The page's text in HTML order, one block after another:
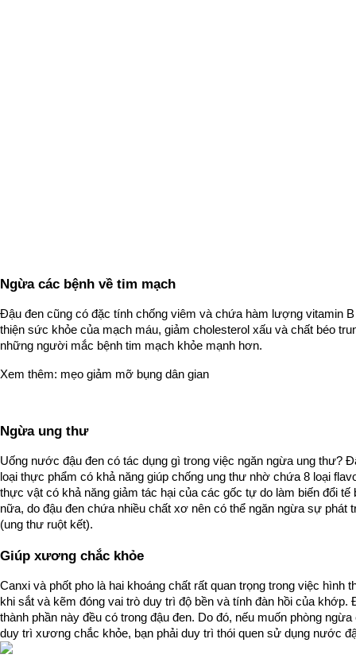
Ngừa các bệnh về tim mạch
Đậu đen cũng có đặc tính chống viêm và chứa hàm lượng vitamin
thiện sức khỏe của mạch máu, giảm cholesterol xấu và chất béo
những người mắc bệnh tim mạch khỏe mạnh hơn.
Xem thêm: mẹo giảm mỡ bụng dân gian
Ngừa ung thư
Uống nước đậu đen có tác dụng gì trong việc ngăn ngừa ung thư?
loại thực phẩm có khả năng giúp chống ung thư nhờ chứa 8 loại
thực vật có khả năng giảm tác hại của các gốc tự do làm biến đổi
nữa, do đậu đen chứa nhiều chất xơ nên có thể ngăn ngừa sự phát
(ung thư ruột kết).
Giúp xương chắc khỏe
Canxi và phốt pho là hai khoáng chất rất quan trọng trong việc hình
khi sắt và kẽm đóng vai trò duy trì độ bền và tính đàn hồi của khớp.
thành phần này đều có trong đậu đen. Do đó, nếu muốn phòng
duy trì xương chắc khỏe, bạn phải duy trì thói quen sử dụng nước